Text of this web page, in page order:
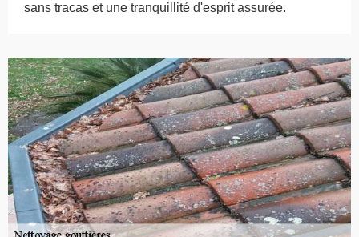
sans tracas et une tranquillité d'esprit assurée.